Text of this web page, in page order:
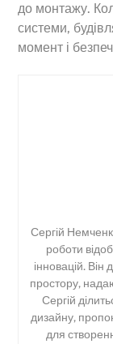
до монтажу.
системи,
момент і
Сергій
роботи
інновацій. Він
простору,
Сергій
дизайну,
для